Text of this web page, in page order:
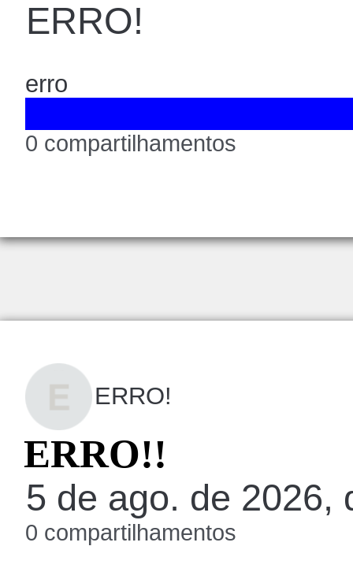
ERRO!
erro
0 compartilhamentos
ERRO!
ERRO!!
5 de ago. de 2026,
0 compartilhamentos